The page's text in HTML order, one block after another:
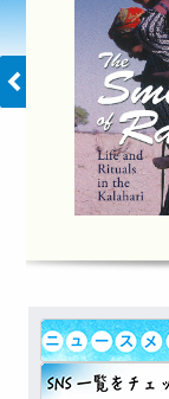
ジア・オセアニア叢
の生態文化誌